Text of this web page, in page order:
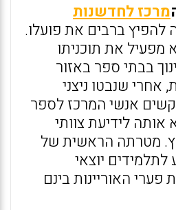
מרכז לחדשנות
להפיץ ברבים את פועלו.
את תוכניתו
בבתי ספר באזור
אחרי שנבטו ניצני
אנשי המרכז לספר
אותה לידיעת צוותי
מטרתה הראשית של
לתלמידים יוצאי
האוריינות בינם